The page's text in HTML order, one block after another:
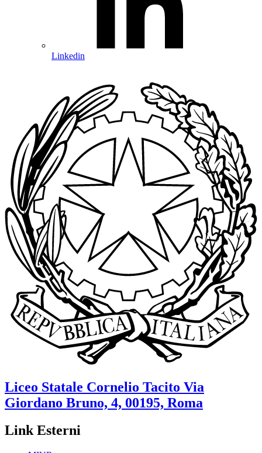
Linkedin
Liceo Statale Cornelio Tacito Via
Giordano Bruno, 4, 00195, Roma
Link Esterni